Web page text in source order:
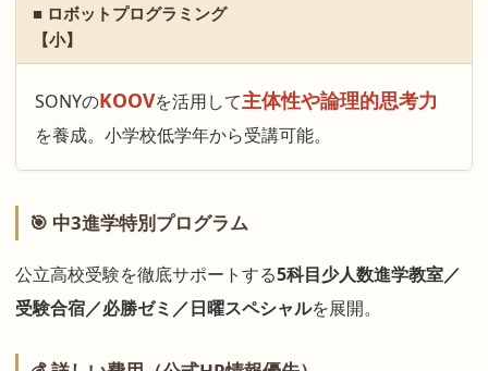
■ ロボットプログラミング
【小】
SONYのKOOVを活用して主体性や論理的思考力
を養成。小学校低学年から受講可能。
🎯 中3進学特別プログラム
公立高校受験を徹底サポートする5科目少人数進学教室／
受験合宿／必勝ゼミ／日曜スペシャルを展開。